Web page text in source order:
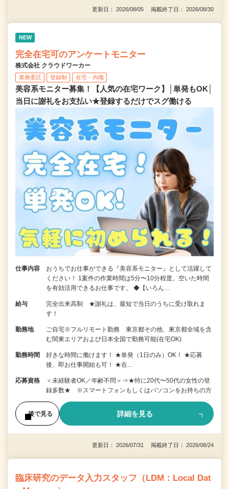
更新日： 2026/08/05 掲載終了日： 2026/08/30
NEW
完全在宅可のアンケートモニター
株式会社 クラウドワーカー
業務委託 登録制 在宅・内職
美容系モニター募集！【人気の在宅ワーク】│単発もOK│
当日に謝礼をお支払い★登録するだけでスグ働ける
仕事内容
おうちでお仕事ができる『美容系モニター』として活躍して
ください！ 1案件の作業時間は5分〜10分程度。空いた時間
を有効活用できるお仕事です。 ◆【いろん…
給与
完全出来高制 ★謝礼は、最短で当日のうちに受け取れま
す！
勤務地
ご自宅※フルリモート勤務 東京都その他、東京都全域を含
む関東エリアおよび日本全国で勤務可能(在宅OK)
勤務時間
好きな時間に働けます！ ★単発（1日のみ）OK！ ★応募
後、即お仕事開始も可！ ★在…
応募資格
＜未経験者OK／年齢不問＞⇒★特に20代〜50代の女性の登
録多数★ ※スマートフォンもしくはパソコンをお持ちの方
後で見る 詳細を見る
更新日： 2026/07/31 掲載終了日： 2026/08/24
臨床研究のデータ入力スタッフ（LDM：Local Dat